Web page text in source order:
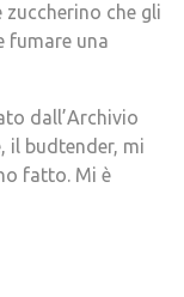
che gli
fumare una
dall’Archivio
il budtender, mi
fatto. Mi è